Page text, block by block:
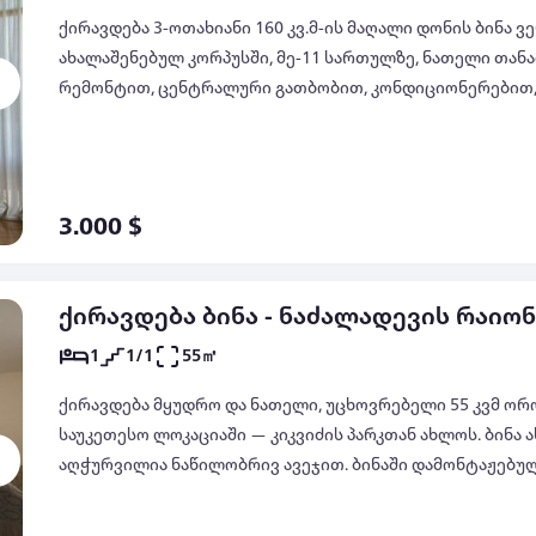
იყიდება ბინები საქართველოში
ქირავდება ბინები საქართველოში
გირავდება ბინები საქართველოში
ბინები დღიურად საქართველოში
სამშენებლო კომპანიები
იყიდება სახლები საქართველოში
ქირავდება სახლები საქართველოში
გირავდება სახლები საქართველოში
სახლები დღიურად საქართველოში
იყიდება მიწის ნაკვეთი საქართველოში
გაიცემა იჯარით მიწის ნაკვეთი
საქართველოში
იყიდება სასტუმროები საქართველოში
ქირავდება სასტუმროები საქართველოში
გირავდება სასტუმროები საქართველოში
იპოთეკური სესხის აღება
პროცენტში
იპოთეკური სესხის კალკულატორი - ყველა
ქირავდება 3-ოთახიანი 160 კვ.მ-ის მაღალი დონის ბინა
ახალაშენებულ კორპუსში, მე-11 სართულზე, ნათელი
რემონტით, ცენტრალური გათბობით,
3.000 $
ქირავდება ბინა - ნაძალადევის
1 1/1 55㎡
ქირავდება მყუდრო და ნათელი, უცხოვრებელი 55 კვმ
საუკეთესო ლოკაციაში — კიკვიძის პარკთან ახლოს. ბინა
აღჭურვილია ნაწილობრივ ავეჯით. ბინაში